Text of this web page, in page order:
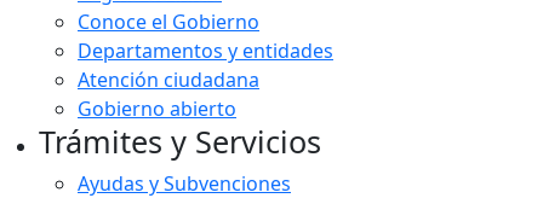
Conoce el Gobierno
Departamentos y entidades
Atención ciudadana
Gobierno abierto
Trámites y Servicios
Ayudas y Subvenciones